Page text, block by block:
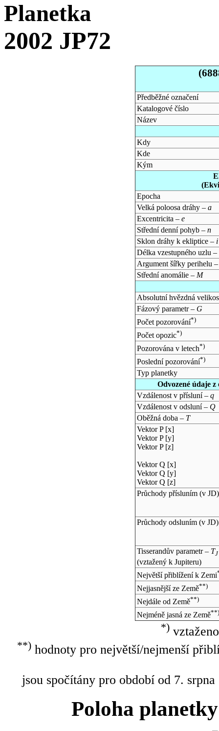
Planetka
2002 JP72
Předběžné označení
Katalogové číslo
Název
Kdy
Kde
Kým
Epocha
Velká poloosa dráhy – a
Excentricita – e
Střední denní pohyb – n
Sklon dráhy k ekliptice – i
Délka vzestupného uzlu –
Argument šířky perihelu
Střední anomálie – M
Absolutní hvězdná
Fázový parametr – G
Počet pozorování*)
Počet opozic*)
Pozorována v letech*)
Poslední pozorování*)
Typ planetky
Odvozené údaje
Vzdálenost v přísluní – q
Vzdálenost v odsluní – Q
Oběžná doba – T
Vektor P [x]
Vektor P [y]
Vektor P [z]
Vektor Q [x]
Vektor Q [y]
Vektor Q [z]
Průchody přísluním (v JD)
Průchody odsluním (v JD)
Tisserandův parametr – TJ
(vztažený k Jupiteru)
Největší přiblížení k Zemi
Nejjasnější ze Země**)
Nejdále od Země**)
Nejméně jasná ze Země**)
*)
**)hodnoty pro největší/nejmenší
jsou spočítány pro období od 7.
Poloha